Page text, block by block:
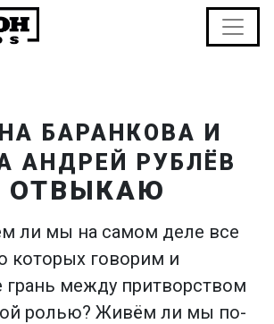
БАРАНКОВА И
АНДРЕЙ РУБЛЁВ
ОТВЫКАЮ
ли мы на самом деле все
которых говорим и
грань между притворством
ролью? Живём ли мы по-